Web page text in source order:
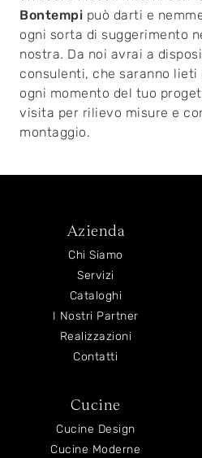
Bontempi può darti e
ogni sorta di suggerimento
nostra. Da noi avrai a
consulenti, che saranno
ogni momento del tuo
visita per rilievo misure e
montaggio.
Azienda
Chi Siamo
Servizi
Cataloghi
I Nostri Partner
Realizzazioni
Contatti
Cucine
Cucine Design
Cucine Moderne